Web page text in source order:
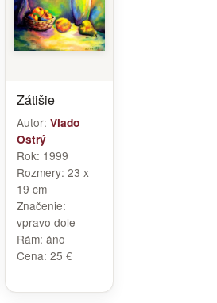
Zátišie
Autor: Vlado
Ostrý
Rok: 1999
Rozmery: 23 x
19 cm
Značenie:
vpravo dole
Rám: áno
Cena: 25 €